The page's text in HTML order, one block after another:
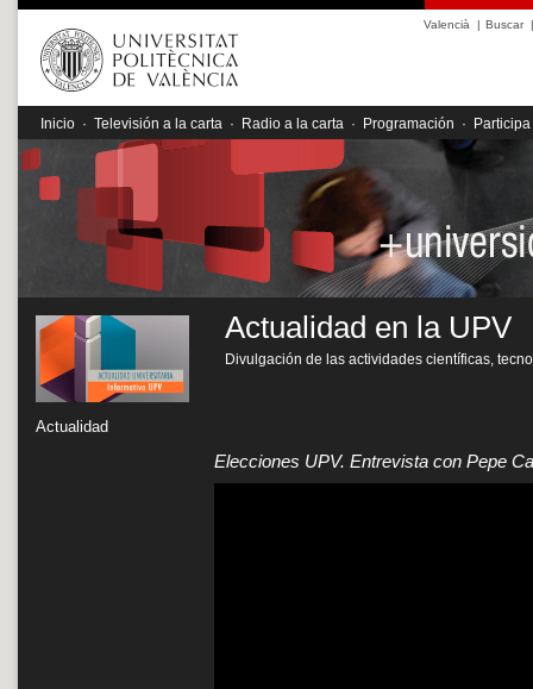
Valencià | Buscar|
Inicio · Televisión a la carta · Radio a la carta · Programación · Participa
Actualidad
Actualidad en la UPV
Divulgación de las actividades científicas,
Elecciones UPV. Entrevista con Pepe